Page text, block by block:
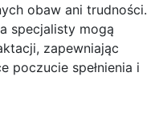
obaw ani trudności.
specjalisty mogą
zapewniając
poczucie spełnienia i